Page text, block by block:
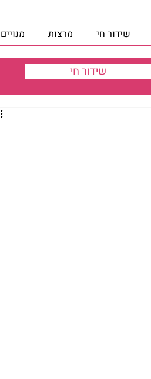
שידור חי מרצות מנויים
שידור חי